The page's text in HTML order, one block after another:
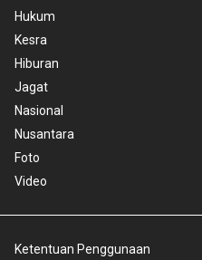
Hukum
Kesra
Hiburan
Jagat
Nasional
Nusantara
Foto
Video
Ketentuan Penggunaan